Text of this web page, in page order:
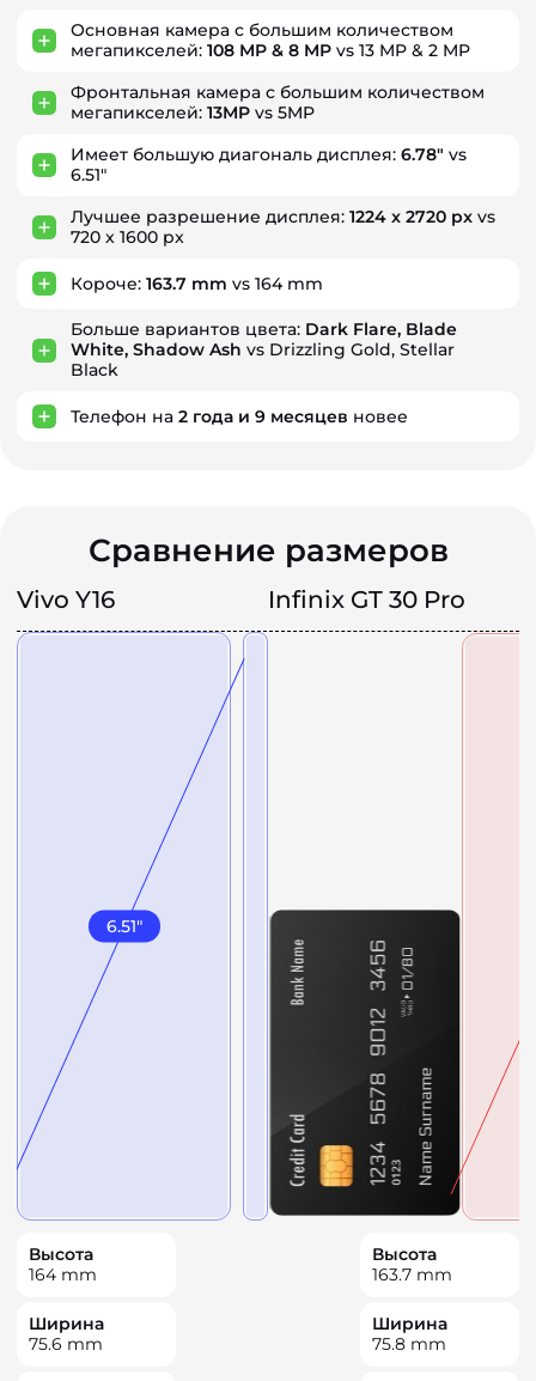
Основная камера с большим количеством
мегапикселей: 108 MP & 8 MP vs 13 MP & 2 MP
Фронтальная камера с большим количеством
мегапикселей: 13MP vs 5MP
Имеет большую диагональ дисплея: 6.78" vs
6.51"
Лучшее разрешение дисплея: 1224 x 2720 px vs
720 x 1600 px
Короче: 163.7 mm vs 164 mm
Больше вариантов цвета: Dark Flare, Blade
White, Shadow Ash vs Drizzling Gold, Stellar
Black
Телефон на 2 года и 9 месяцев новее
Сравнение размеров
Vivo Y16 Infinix GT 30 Pro
6.51"
Высота
164 mm
Ширина
75.6 mm
Высота
163.7 mm
Ширина
75.8 mm